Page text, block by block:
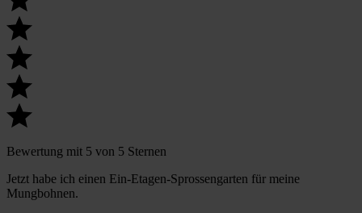
Bewertung mit 5 von 5 Sternen
Jetzt habe ich einen Ein-Etagen-Sprossengarten für meine
Mungbohnen.